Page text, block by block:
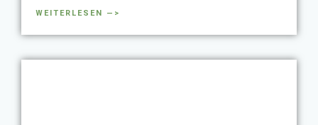
WEITERLESEN —>